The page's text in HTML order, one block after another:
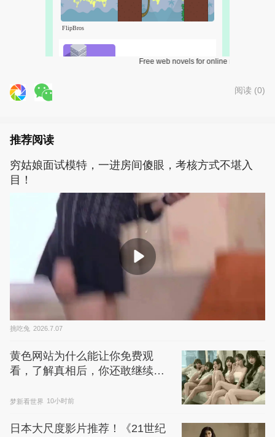
Free web novels for online reading.
阅读 (0)
推荐阅读
穷姑娘面试模特，一进房间傻眼，考核方式不堪入
目！
挑吃兔 2026.7.07
黄色网站为什么能让你免费观
看，了解真相后，你还敢继续浏
梦新看世界 10小时前
日本大尺度影片推荐！《21世纪